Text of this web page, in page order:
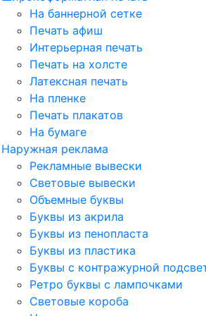
На баннерной сетке
Печать афиш
Интерьерная печать
Печать на холсте
Латексная печать
На пленке
Печать плакатов
На бумаге
Наружная реклама
Рекламные вывески
Световые вывески
Объемные буквы
Буквы из акрила
Буквы из пенопласта
Буквы из пластика
Буквы с контражурной
Ретро буквы с лампочками
Световые короба